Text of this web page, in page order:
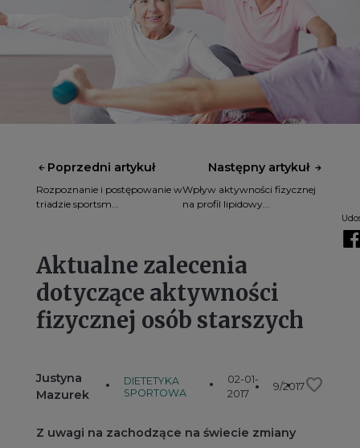
Poprzedni artykuł
Rozpoznanie i postępowanie w
triadzie sportsm...
Następny artykuł
Wpływ aktywności fizycznej
na profil lipidowy...
Aktualne zalecenia
dotyczące aktywności
fizycznej osób starszych
Justyna
Mazurek
DIETETYKA
SPORTOWA
02-01-
2017
9/2017favorite
Z uwagi na zachodzące na świecie zmiany